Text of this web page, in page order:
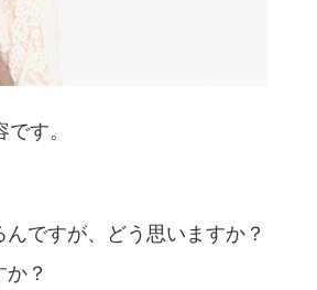
す。
ですが、どう思いますか？
？